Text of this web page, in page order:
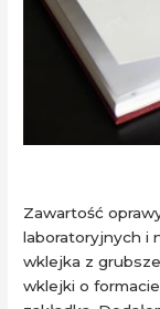
Zawartość
laboratoryjnych i
wklejka z
wklejki o